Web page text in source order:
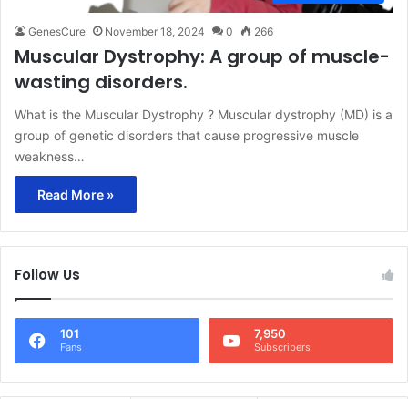
GenesCure November 18, 2024 0 266
Muscular Dystrophy: A group of muscle-
wasting disorders.
What is the Muscular Dystrophy ? Muscular dystrophy (MD) is a
group of genetic disorders that cause progressive muscle
weakness…
Read More »
Follow Us
101
Fans
7,950
Subscribers